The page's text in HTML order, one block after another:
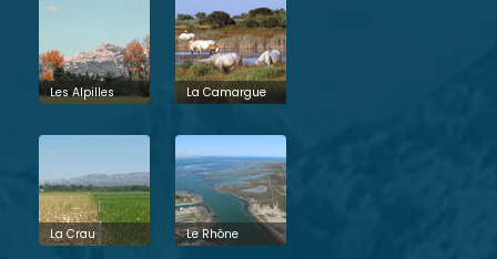
Les Alpilles La Camargue
La Crau Le Rhône